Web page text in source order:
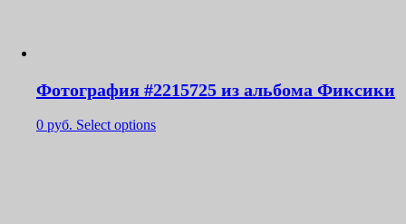
Фотография #2215725 из альбома Фиксики
0 руб. Select options